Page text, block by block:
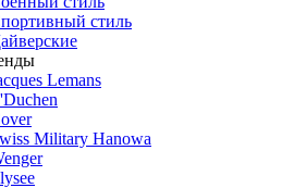
стиль
Lemans
Military Hanowa